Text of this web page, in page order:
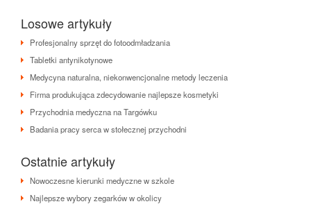
Losowe artykuły
Profesjonalny sprzęt do fotoodmładzania
Tabletki antynikotynowe
Medycyna naturalna, niekonwencjonalne metody leczenia
Firma produkująca zdecydowanie najlepsze kosmetyki
Przychodnia medyczna na Targówku
Badania pracy serca w stołecznej przychodni
Ostatnie artykuły
Nowoczesne kierunki medyczne w szkole
Najlepsze wybory zegarków w okolicy